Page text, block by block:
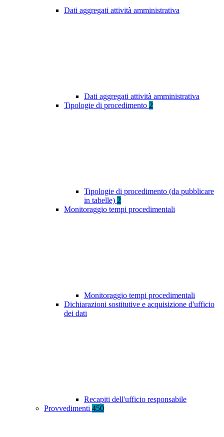
Dati aggregati attività amministrativa
Dati aggregati attività amministrativa
Tipologie di procedimento 2
Tipologie di procedimento (da pubblicare
in tabelle) 2
Monitoraggio tempi procedimentali
Monitoraggio tempi procedimentali
Dichiarazioni sostitutive e acquisizione d'ufficio
dei dati
Recapiti dell'ufficio responsabile
Provvedimenti 450